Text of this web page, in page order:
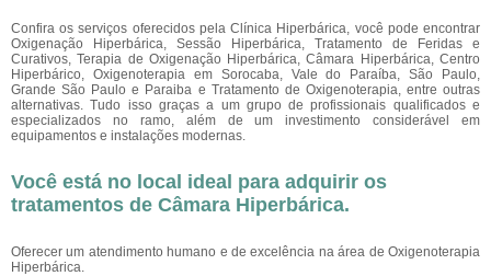
Confira os serviços oferecidos pela Clínica Hiperbárica, você pode encontrar
Oxigenação Hiperbárica, Sessão Hiperbárica, Tratamento de Feridas e
Curativos, Terapia de Oxigenação Hiperbárica, Câmara Hiperbárica, Centro
Hiperbárico, Oxigenoterapia em Sorocaba, Vale do Paraíba, São Paulo,
Grande São Paulo e Paraiba e Tratamento de Oxigenoterapia, entre outras
alternativas. Tudo isso graças a um grupo de profissionais qualificados e
especializados no ramo, além de um investimento considerável em
equipamentos e instalações modernas.
Você está no local ideal para adquirir os
tratamentos de Câmara Hiperbárica.
Oferecer um atendimento humano e de excelência na área de Oxigenoterapia
Hiperbárica.